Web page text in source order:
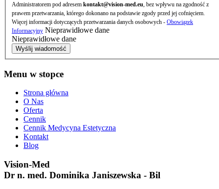
Administratorem pod adresem kontakt@vision-med.eu, bez wpływu na zgodność z
prawem przetwarzania, którego dokonano na podstawie zgody przed jej cofnięciem.
Więcej informacji dotyczących przetwarzania danych osobowych - Obowiązek
Informacyjny Nieprawidłowe dane
Nieprawidłowe dane
Wyślij wiadomość
Menu w stopce
Strona główna
O Nas
Oferta
Cennik
Cennik Medycyna Estetyczna
Kontakt
Blog
Vision-Med
Dr n. med. Dominika Janiszewska - Bil